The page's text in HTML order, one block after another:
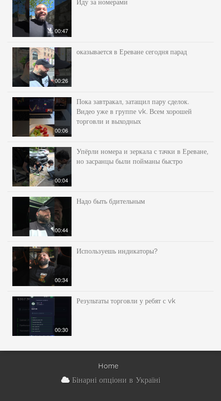
00:47
Иду за номерами
00:26
оказывается в Ереване сегодня парад
00:06
Пока завтракал, затащил пару сделок.
Видео уже в группе vk. Всем хорошей
торговли и выходных
00:04
Упёрли номера и зеркала с тачки в Ереване,
но засранцы были пойманы быстро
00:44
Надо быть бдительным
00:34
Используешь индикаторы?
00:30
Результаты торговли у ребят с vk
Home
Бінарні опціони в Україні